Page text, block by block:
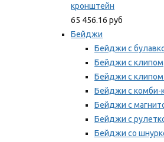
кронштейн
65 456.16 руб
Бейджи
Бейджи с
Бейджи с клипом
Бейджи с клипом
Бейджи с комби-
Бейджи с
Бейджи с
Бейджи со